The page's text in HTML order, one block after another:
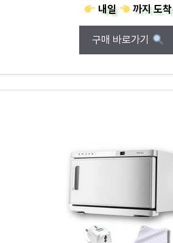
내일
까지도착
구매 바로가기